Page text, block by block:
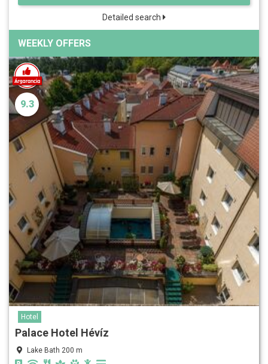
Detailed search
WEEKLY OFFERS
9.3
Hotel
Palace Hotel Hévíz
Lake Bath 200 m